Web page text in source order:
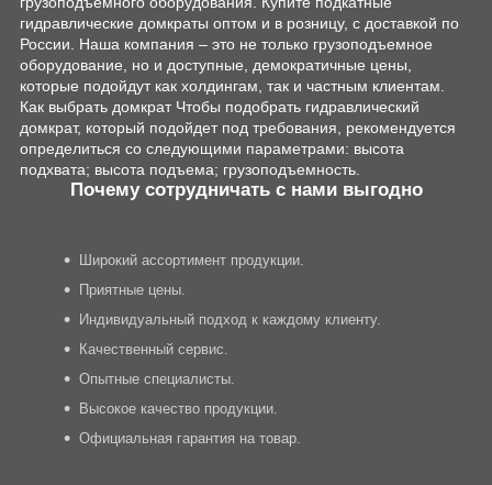
гидравлические домкраты оптом и в розницу, с доставкой по
России. Наша компания – это не только грузоподъемное
оборудование, но и доступные, демократичные цены,
которые подойдут как холдингам, так и частным клиентам.
Как выбрать домкрат Чтобы подобрать гидравлический
домкрат, который подойдет под требования, рекомендуется
определиться со следующими параметрами: высота
подхвата; высота подъема; грузоподъемность.
Почему сотрудничать с нами выгодно
Широкий ассортимент продукции.
Приятные цены.
Индивидуальный подход к каждому клиенту.
Качественный сервис.
Опытные специалисты.
Высокое качество продукции.
Официальная гарантия на товар.